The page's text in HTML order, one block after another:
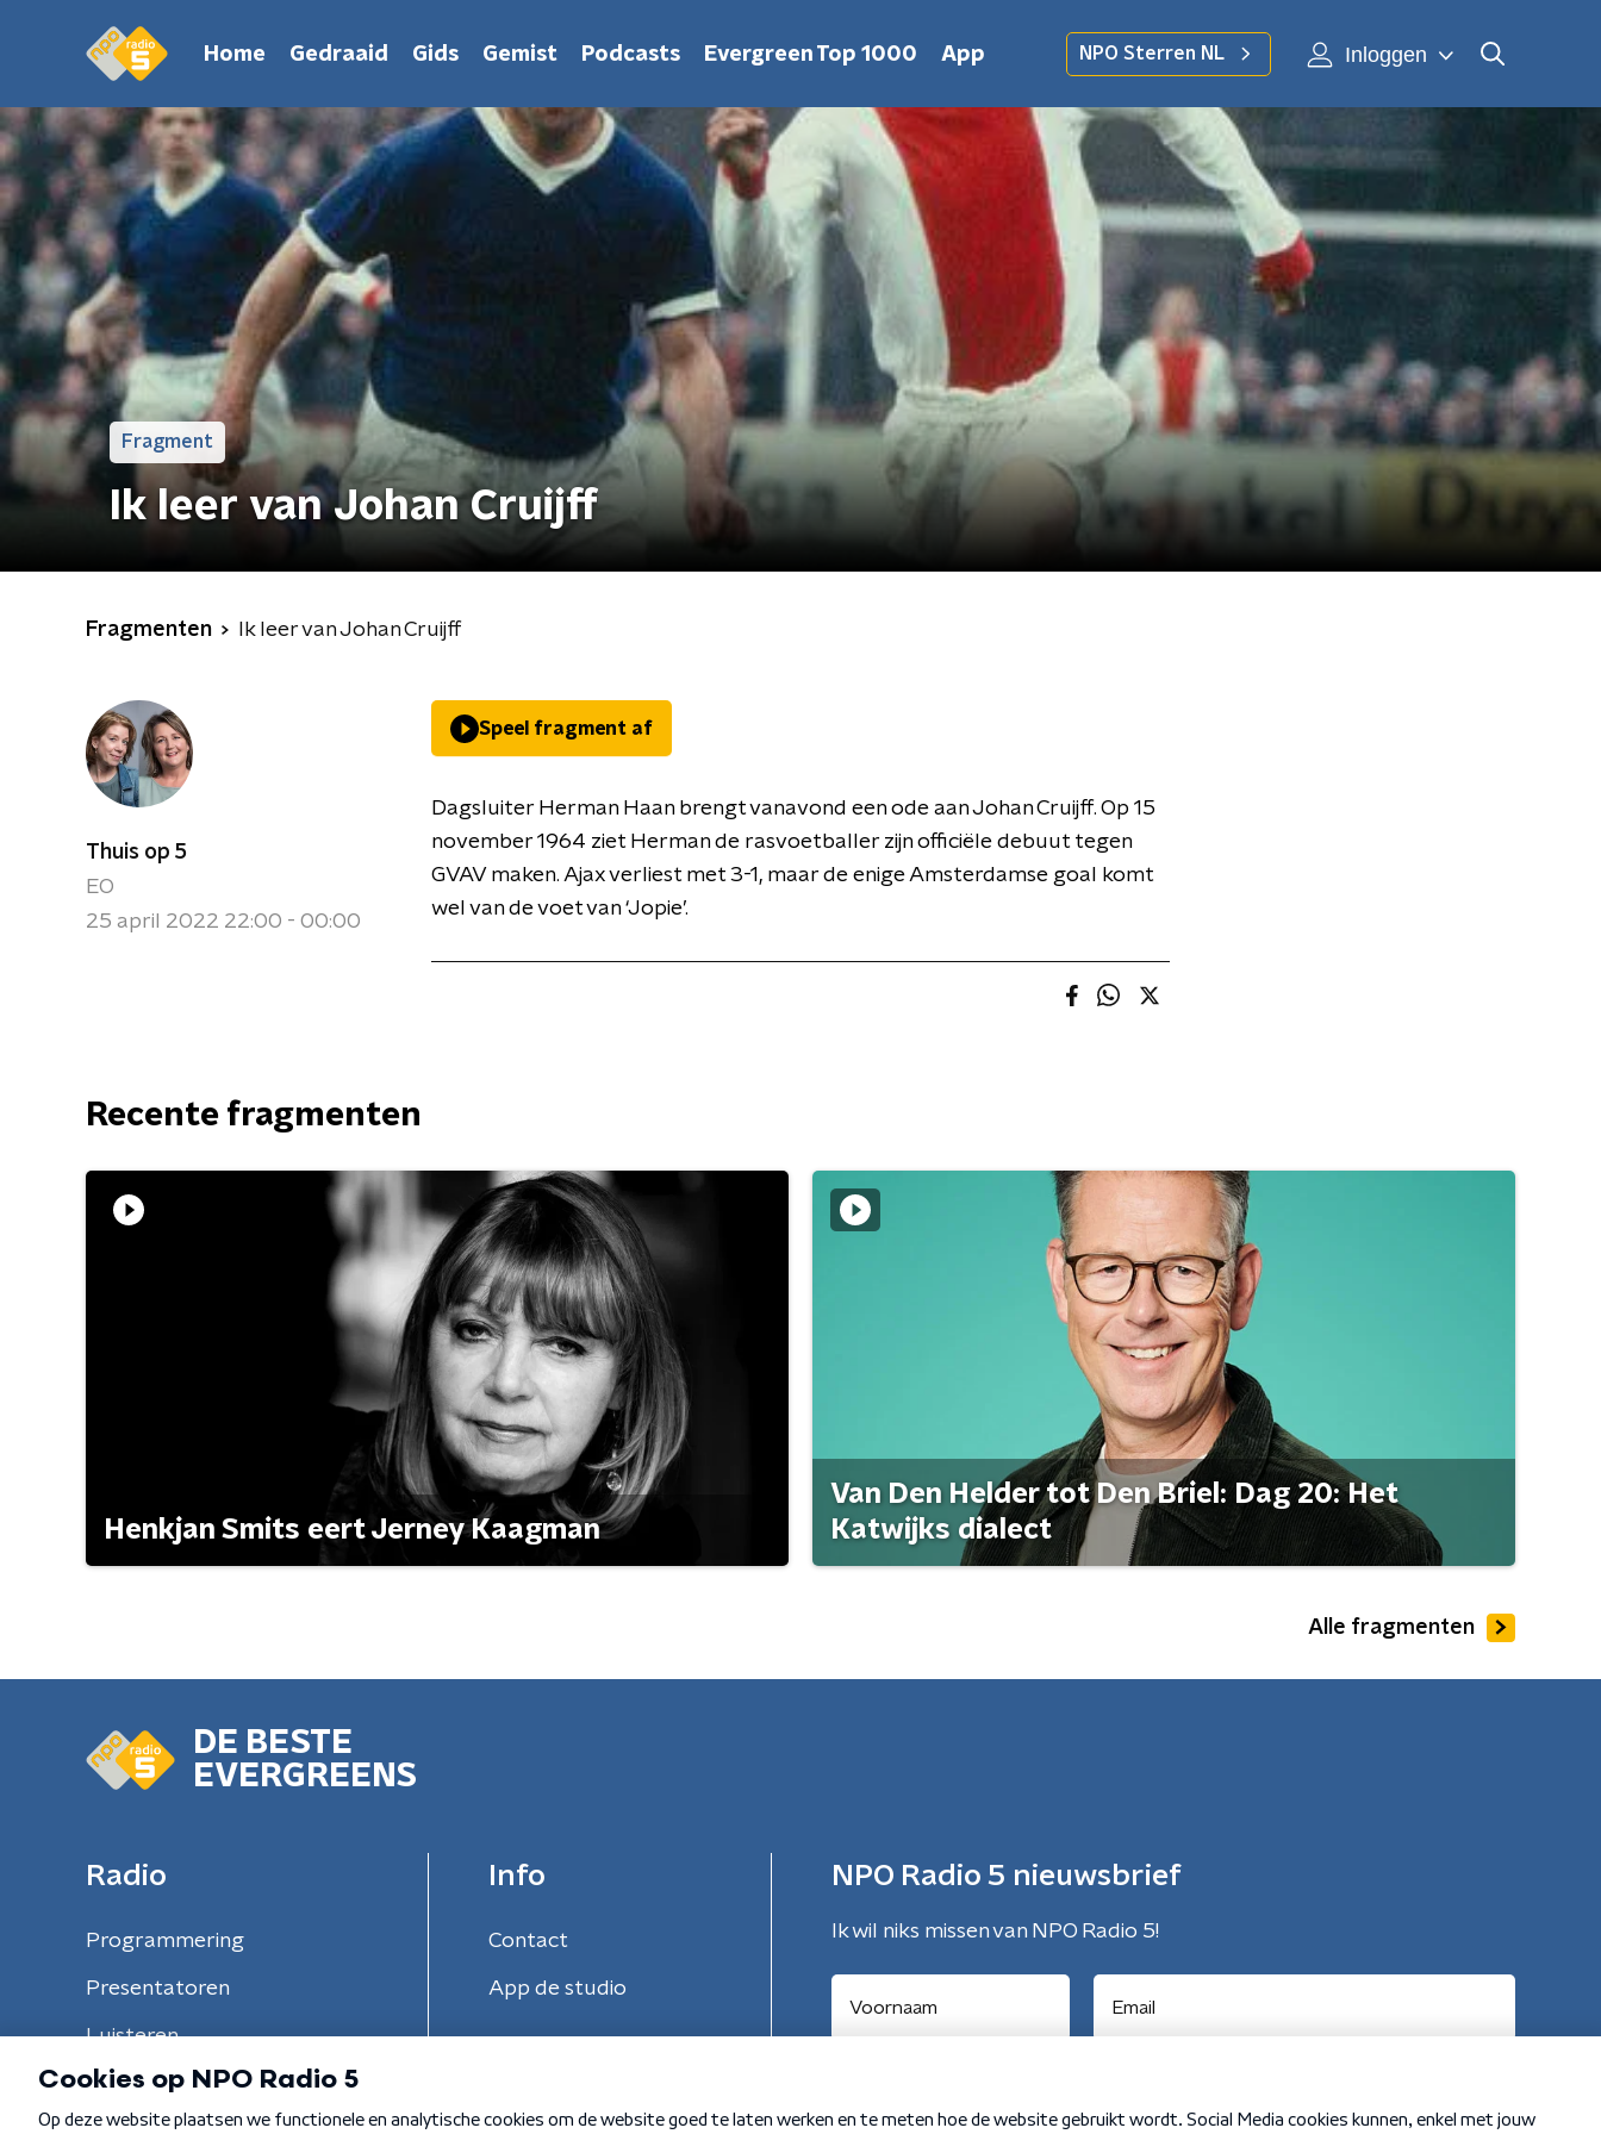
Home Gedraaid Gids Gemist Podcasts Evergreen Top 1000 App NPO Sterren NL Inloggen
Fragment
Ik leer van Johan Cruijff
Fragmenten Ik leer van Johan Cruijff
Thuis op 5
EO
25 april 2022 22:00 - 00:00
Speel fragment af
Dagsluiter Herman Haan brengt vanavond een ode aan Johan Cruijff. Op 15
november 1964 ziet Herman de rasvoetballer zijn officiële debuut tegen
GVAV maken. Ajax verliest met 3-1, maar de enige Amsterdamse goal komt
wel van de voet van ‘Jopie’.
Recente fragmenten
Henkjan Smits eert Jerney Kaagman
Van Den Helder tot Den Briel: Dag 20: Het
Katwijks dialect
Alle fragmenten
DE BESTE
EVERGREENS
Radio
Programmering
Presentatoren
Luisteren
Info
Contact
App de studio
NPO Radio 5 nieuwsbrief
Ik wil niks missen van NPO Radio 5!